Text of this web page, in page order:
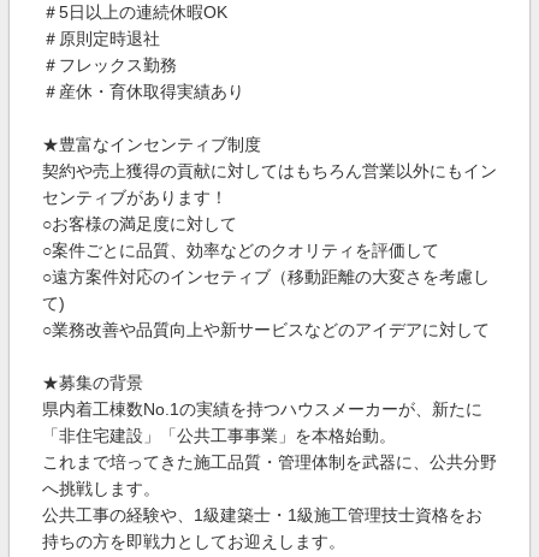
＃5日以上の連続休暇OK
＃原則定時退社
＃フレックス勤務
＃産休・育休取得実績あり
★豊富なインセンティブ制度
契約や売上獲得の貢献に対してはもちろん営業以外にもイン
センティブがあります！
○お客様の満足度に対して
○案件ごとに品質、効率などのクオリティを評価して
○遠方案件対応のインセティブ（移動距離の大変さを考慮し
て)
○業務改善や品質向上や新サービスなどのアイデアに対して
★募集の背景
県内着工棟数No.1の実績を持つハウスメーカーが、新たに
「非住宅建設」「公共工事事業」を本格始動。
これまで培ってきた施工品質・管理体制を武器に、公共分野
へ挑戦します。
公共工事の経験や、1級建築士・1級施工管理技士資格をお
持ちの方を即戦力としてお迎えします。